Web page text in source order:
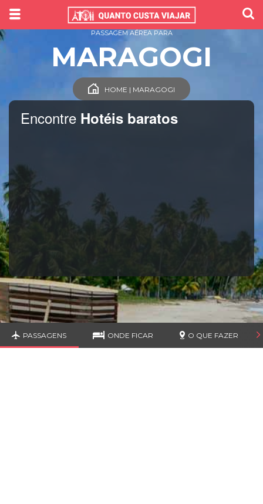
Encontre Hotéis baratos
PASSAGEM AÉREA PARA
MARAGOGI
HOME | MARAGOGI
PASSAGENS ONDE FICAR O QUE FAZER